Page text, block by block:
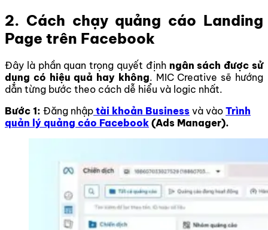
2. Cách chạy quảng cáo Landing
Page trên Facebook
Đây là phần quan trọng quyết định ngân sách được sử
dụng có hiệu quả hay không. MIC Creative sẽ hướng
dẫn từng bước theo cách dễ hiểu và logic nhất.
Bước 1: Đăng nhập tài khoản Business và vào Trình
quản lý quảng cáo Facebook (Ads Manager).